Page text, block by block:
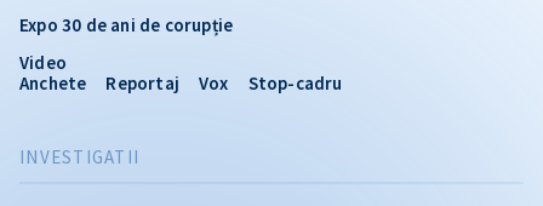
INVESTIGATII
Expo 30 de ani de corupție
Video
Anchete
Reportaj Vox Stop-cadru